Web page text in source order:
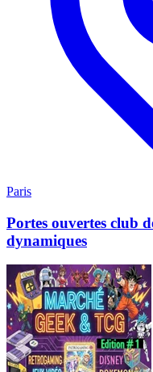
Paris
Portes ouvertes club
dynamiques